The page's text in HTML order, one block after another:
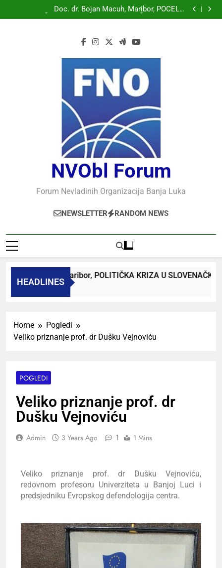
SLOVENAČKOM PARLAMENTU
Doc. dr. Bojan Macuh, Maribor, POČELO
OBILJEŽAVANJE 30 GODINA USPJEŠNOG RADA I
Prof.dr Vaso Bojanić, MOGU LI KOMPJUTERI POSTATI
Doc. dr. Bojan Macuh, Maribor, POLITIČKA KRIZA U
SLOVENAČKOM PARLAMENTU
Doc. dr. Bojan Macuh, Maribor, POČELO
RAZVOJA DEFENDOLOGIJE – POGLED IZ SLOVENIJE
AUTORITARNO LUDILO
NVObl Forum
Forum Nevladinih Organizacija Banja Luka
NEWSLETTER RANDOM NEWS
HEADLINES
Bojan Macuh, Maribor, POLITIČKA KRIZA U SLOVENAČKOM
Home
Pogledi
Veliko priznanje prof. dr Dušku Vejnoviću
POGLEDI
Veliko priznanje prof. dr
Dušku Vejnoviću
Admin 3 Years Ago 1 1 Mins
Veliko priznanje prof. dr Dušku Vejnoviću,
redovnom profesoru Univerziteta u Banjoj Luci i
predsjedniku Evropskog defendologija centra.